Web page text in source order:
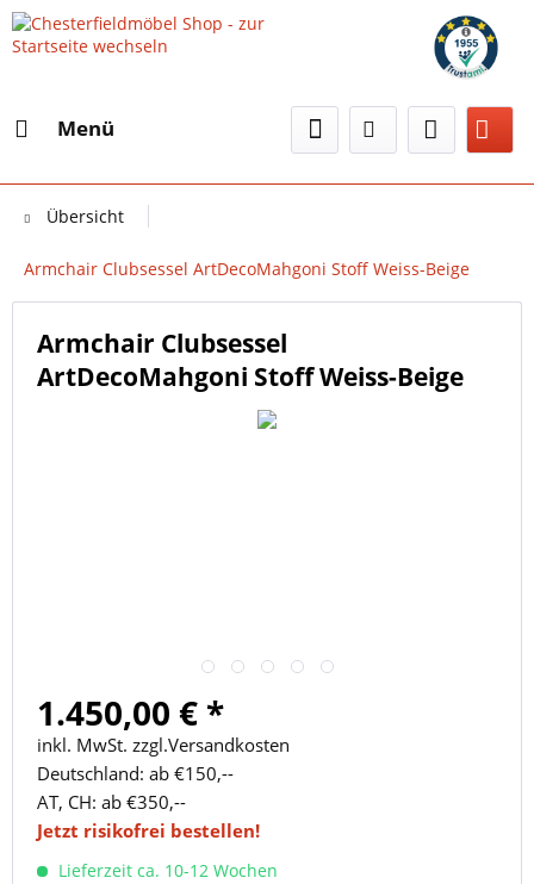
Menü
Übersicht
Armchair Clubsessel ArtDecoMahgoni Stoff Weiss-Beige
Armchair Clubsessel
ArtDecoMahgoni Stoff Weiss-Beige
1.450,00 € *
inkl. MwSt. zzgl.Versandkosten
Deutschland: ab €150,--
AT, CH: ab €350,--
Jetzt risikofrei bestellen!
Lieferzeit ca. 10-12 Wochen